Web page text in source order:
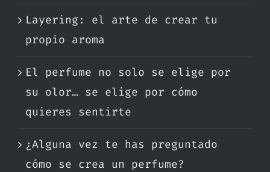
Layering: el arte de crear tu
propio aroma
El perfume no solo se elige por
su olor… se elige por cómo
quieres sentirte
¿Alguna vez te has preguntado
cómo se crea un perfume?